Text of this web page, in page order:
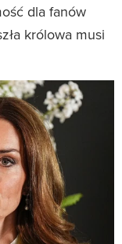
dla fanów
królowa musi